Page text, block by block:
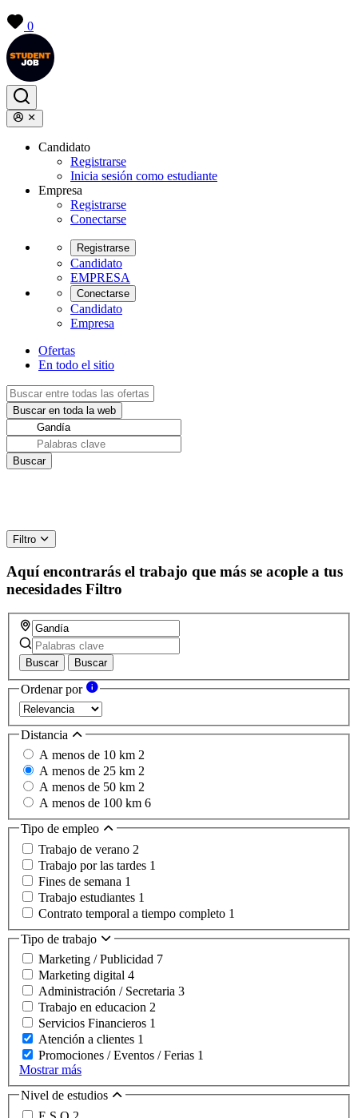
0
Candidato
Registrarse
Inicia sesión como estudiante
Empresa
Registrarse
Conectarse
Registrarse
Candidato
EMPRESA
Conectarse
Candidato
Empresa
Ofertas
En todo el sitio
Filtro
Aquí encontrarás el trabajo que más se acople a tus
necesidades Filtro
Buscar Buscar
Ordenar por
Distancia
A menos de 10 km 2
A menos de 25 km 2
A menos de 50 km 2
A menos de 100 km 6
Tipo de empleo
Trabajo de verano 2
Trabajo por las tardes 1
Fines de semana 1
Trabajo estudiantes 1
Contrato temporal a tiempo completo 1
Tipo de trabajo
Marketing / Publicidad 7
Marketing digital 4
Administración / Secretaria 3
Trabajo en educacion 2
Servicios Financieros 1
Atención a clientes 1
Promociones / Eventos / Ferias 1
Mostrar más
Nivel de estudios